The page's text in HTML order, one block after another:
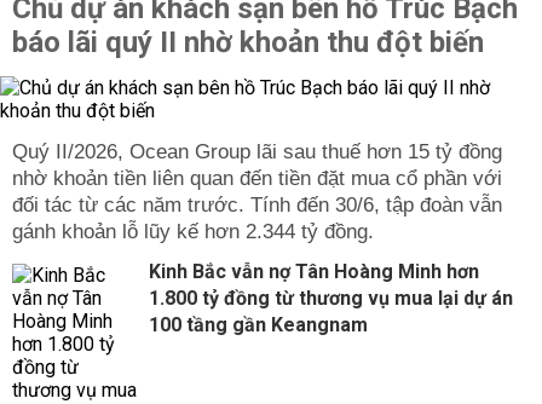
Chủ dự án khách sạn bên hồ Trúc Bạch
báo lãi quý II nhờ khoản thu đột biến
Quý II/2026, Ocean Group lãi sau thuế hơn 15 tỷ đồng
nhờ khoản tiền liên quan đến tiền đặt mua cổ phần với
đối tác từ các năm trước. Tính đến 30/6, tập đoàn vẫn
gánh khoản lỗ lũy kế hơn 2.344 tỷ đồng.
Kinh Bắc vẫn nợ Tân Hoàng Minh hơn
1.800 tỷ đồng từ thương vụ mua lại dự án
100 tầng gần Keangnam